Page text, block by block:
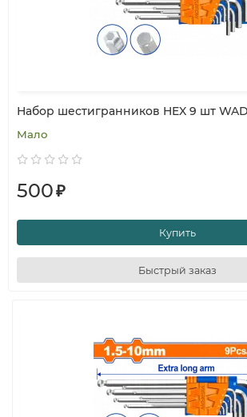
Набор шестигранников HEX 9 шт
Мало
500₽
Купить
Быстрый заказ